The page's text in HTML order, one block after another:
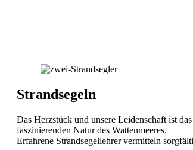
Strandsegeln
Das Herzstück und unsere Leidenschaft ist
faszinierenden Natur des Wattenmeeres.
Erfahrene Strandsegellehrer vermitteln